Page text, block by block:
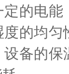
的电
的均
备的